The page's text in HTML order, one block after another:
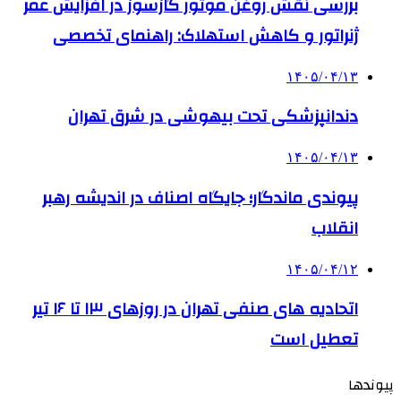
ژنراتور و کاهش استهلاک: راهنمای تخصصی
۱۴۰۵/۰۴/۱۳
دندانپزشکی تحت بیهوشی در شرق تهران
۱۴۰۵/۰۴/۱۳
پیوندی ماندگار؛ جایگاه اصناف در اندیشه رهبر
انقلاب
۱۴۰۵/۰۴/۱۲
اتحادیه های صنفی تهران در روزهای ۱۳ تا ۱۶ تیر
تعطیل است
پیوندها